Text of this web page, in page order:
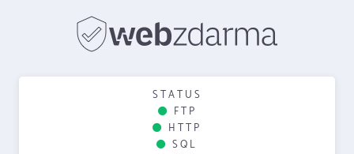
STATUS
FTP
HTTP
SQL